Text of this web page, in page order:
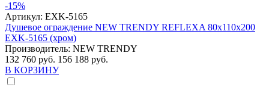
-15%
Артикул: EXK-5165
Душевое ограждение NEW TRENDY REFLEXA 80x110x200
EXK-5165 (хром)
Производитель: NEW TRENDY
132 760 руб. 156 188 руб.
В КОРЗИНУ